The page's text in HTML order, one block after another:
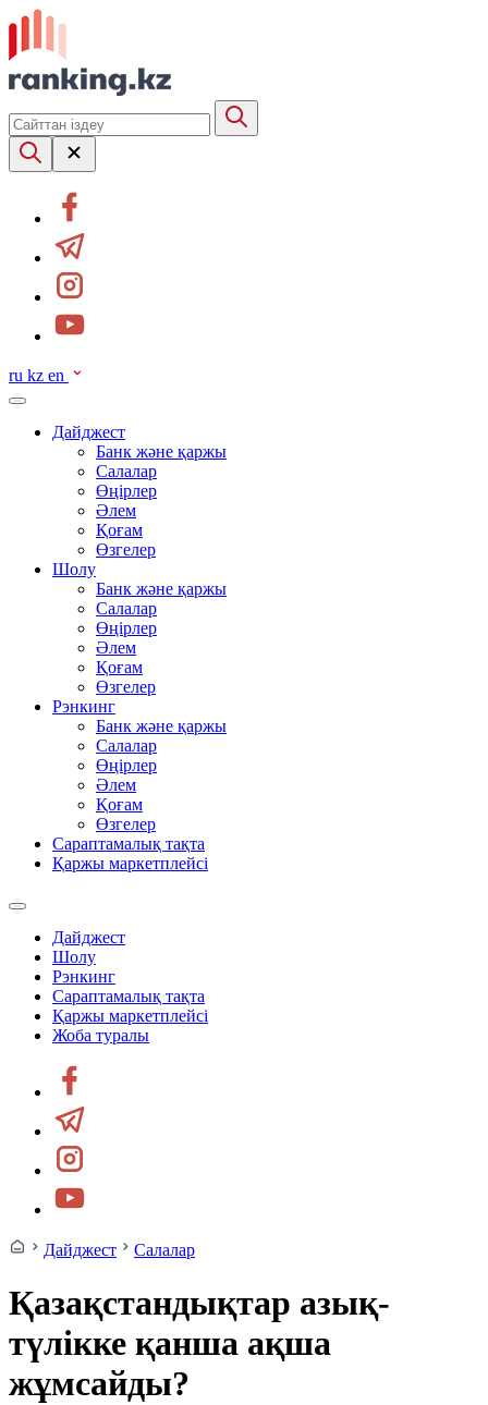
ru kz en
Дайджест
Банк және қаржы
Салалар
Өңірлер
Әлем
Қоғам
Өзгелер
Шолу
Банк және қаржы
Салалар
Өңірлер
Әлем
Қоғам
Өзгелер
Рэнкинг
Банк және қаржы
Салалар
Өңірлер
Әлем
Қоғам
Өзгелер
Сараптамалық тақта
Қаржы маркетплейсі
Дайджест
Шолу
Рэнкинг
Сараптамалық тақта
Қаржы маркетплейсі
Жоба туралы
Дайджест Салалар
Қазақстандықтар азық-
түлікке қанша ақша
жұмсайды?